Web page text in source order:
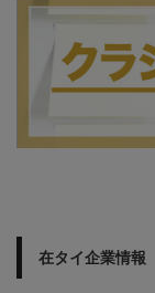
在タイ企業情報